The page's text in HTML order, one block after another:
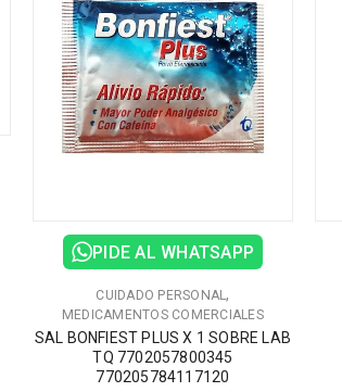
PIDE AL WHATSAPP
CUIDADO PERSONAL,
MEDICAMENTOS COMERCIALES
SAL BONFIEST PLUS X 1 SOBRE LAB
TQ 7702057800345
770205784117120